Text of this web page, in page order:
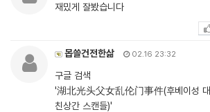
재밌게 잘봤습니다
몹쓸건전한삶 02.16 23:32
구글 검색
'湖北光头父女乱伦门事件(후베이성 대
친상간 스캔들)'